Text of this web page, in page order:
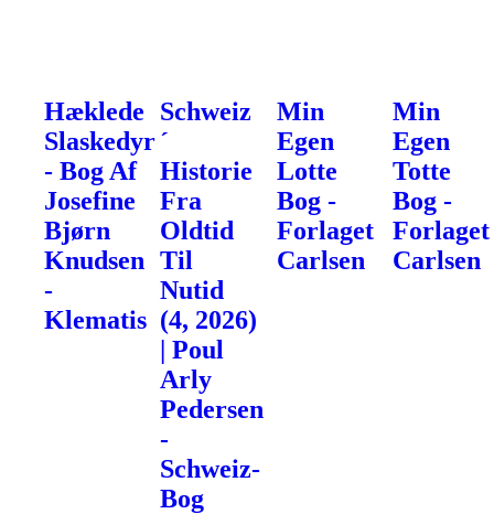
Hæklede
Slaskedyr
- Bog Af
Josefine
Bjørn
Knudsen
-
Klematis
Schweiz
´
Historie
Fra
Oldtid
Til
Nutid
(4, 2026)
| Poul
Arly
Pedersen
-
Schweiz-
Bog
Min
Egen
Lotte
Bog -
Forlaget
Carlsen
Min
Egen
Totte
Bog -
Forlaget
Carlsen